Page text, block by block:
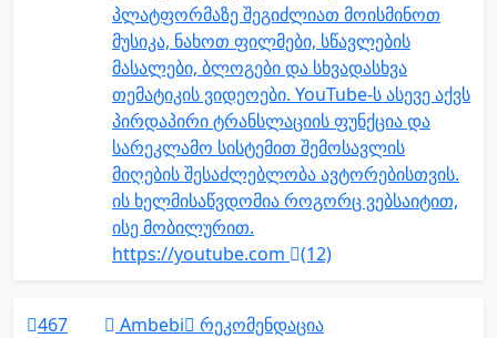
პლატფორმაზე შეგიძლიათ მოისმინოთ
მუსიკა, ნახოთ ფილმები, სწავლების
მასალები, ბლოგები და სხვადასხვა
თემატიკის ვიდეოები. YouTube-ს ასევე აქვს
პირდაპირი ტრანსლაციის ფუნქცია და
სარეკლამო სისტემით შემოსავლის
მიღების შესაძლებლობა ავტორებისთვის.
ის ხელმისაწვდომია როგორც ვებსაიტით,
ისე მობილურით.
https://youtube.com
(12)
467 Ambebi
რეკომენდაცია